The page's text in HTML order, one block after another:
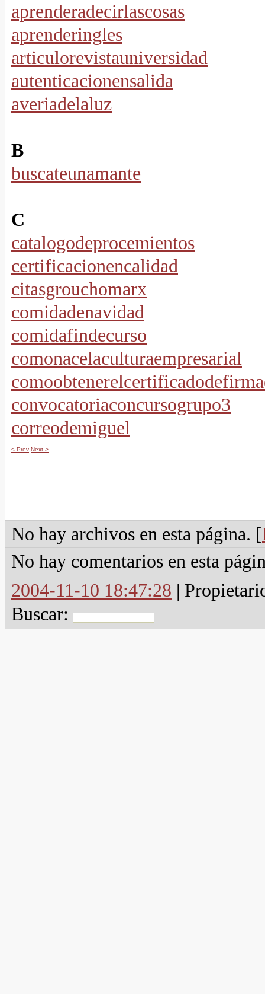
aprenderadecirlascosas
aprenderingles
articulorevistauniversidad
autenticacionensalida
averiadelaluz
B
buscateunamante
C
catalogodeprocemientos
certificacionencalidad
citasgrouchomarx
comidadenavidad
comidafindecurso
comonacelaculturaempresarial
convocatoriaconcursogrupo3
correodemiguel
< Prev Next >
No hay archivos en esta página. [
No hay comentarios en esta
2004-11-10 18:47:28 |
Buscar: